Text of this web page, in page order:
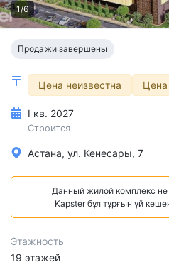
1/6
Продажи завершены
Цена неизвестна Цена
I кв. 2027
Строится
Астана, ул. Кенесары, 7
Данный жилой комплекс не
Kapster бұл тұрғын үй
Этажность
19 этажей